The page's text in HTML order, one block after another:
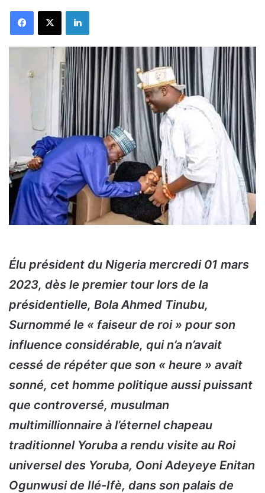
FacebookX Linkedin
Élu président du Nigeria mercredi 01 mars
2023, dès le premier tour lors de la
présidentielle, Bola Ahmed Tinubu,
Surnommé le « faiseur de roi » pour son
influence considérable, qui n’a n’avait
cessé de répéter que son « heure » avait
sonné, cet homme politique aussi puissant
que controversé, musulman
multimillionnaire à l’éternel chapeau
traditionnel Yoruba a rendu visite au Roi
universel des Yoruba, Ooni Adeyeye Enitan
Ogunwusi de Ilé-Ifè, dans son palais de